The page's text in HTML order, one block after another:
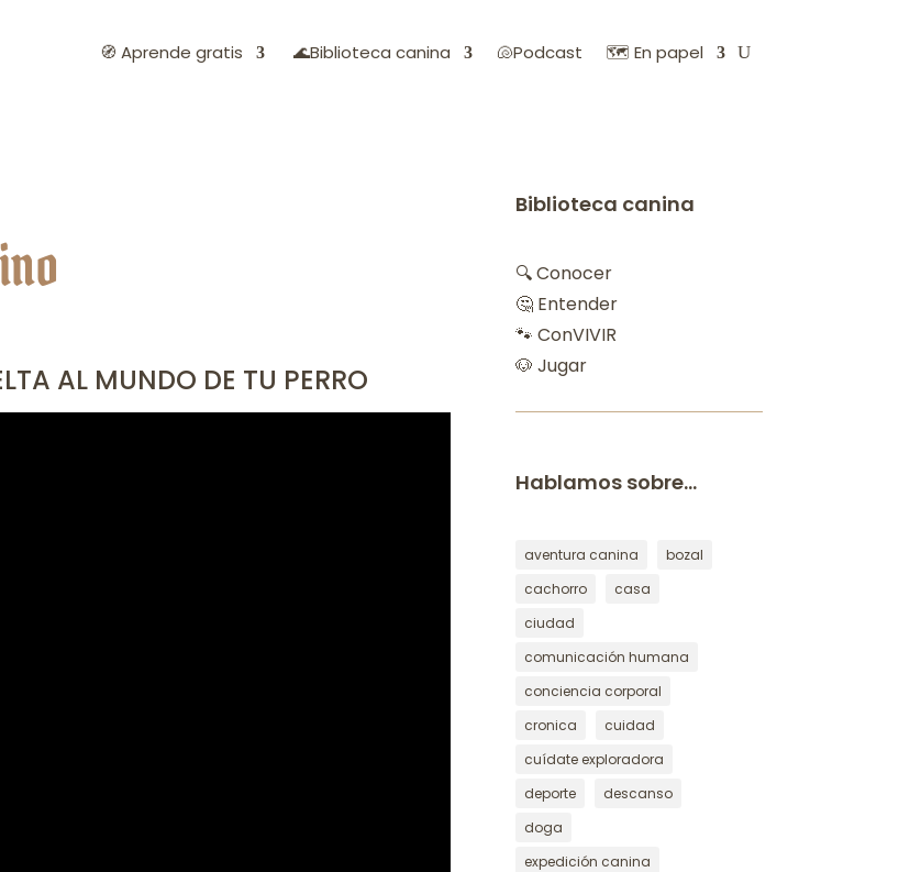
🧭 Aprende gratis 🌊Biblioteca canina 🐚Podcast 🗺️ En papel
AL MUNDO DE TU PERRO
Biblioteca canina
🔍 Conocer
🤔 Entender
🐾 ConVIVIR
🐶 Jugar
Hablamos sobre…
aventura canina
bozal
cachorro
casa
ciudad
comunicación humana
conciencia corporal
cronica
cuidad
cuídate exploradora
deporte
descanso
doga
expedición canina